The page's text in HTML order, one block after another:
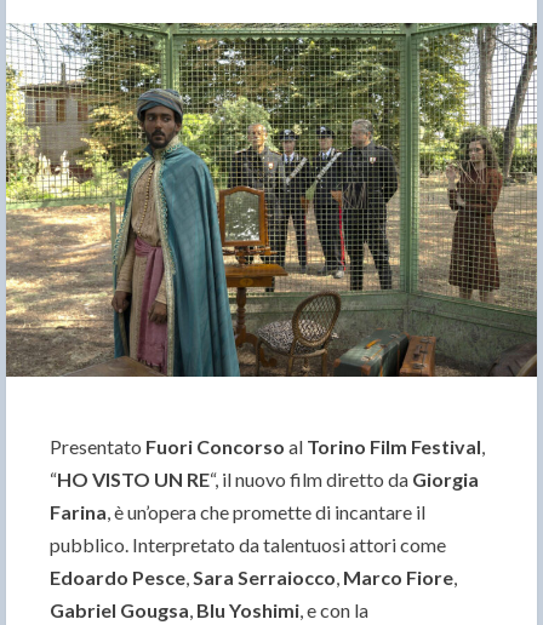
Presentato Fuori Concorso al Torino Film Festival,
“HO VISTO UN RE“, il nuovo film diretto da Giorgia
Farina, è un’opera che promette di incantare il
pubblico. Interpretato da talentuosi attori come
Edoardo Pesce,Sara Serraiocco, Marco Fiore,
Gabriel Gougsa, Blu Yoshimi, e con la